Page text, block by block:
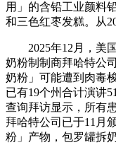
用」的含铅工业颜料
和三色红枣发糕。从
2025年12月，美国
奶粉制制商拜哈特公
奶粉」可能遭到肉毒
已有19个州合计演讲
查询拜访显示，所有
拜哈特公司已于11月
粉」产物，包罗罐拆